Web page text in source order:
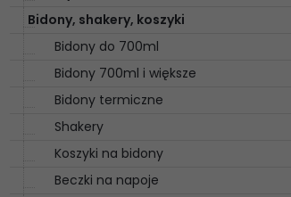
Bidony, shakery, koszyki
Bidony do 700ml
Bidony 700ml i większe
Bidony termiczne
Shakery
Koszyki na bidony
Beczki na napoje